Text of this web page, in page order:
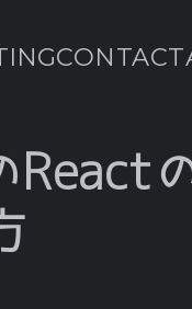
CONTACT
React